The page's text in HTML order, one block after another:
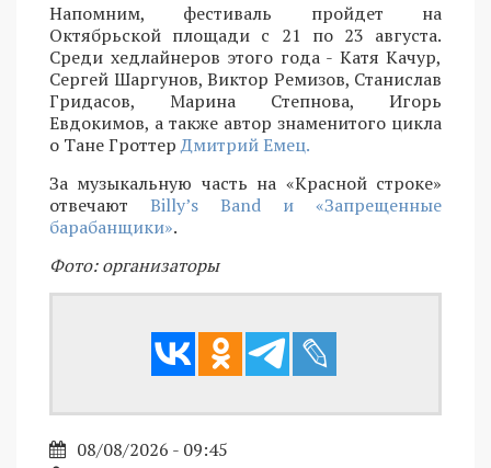
Напомним, фестиваль пройдет на
Октябрьской площади с 21 по 23 августа.
Среди хедлайнеров этого года - Катя Качур,
Сергей Шаргунов, Виктор Ремизов, Станислав
Гридасов, Марина Степнова, Игорь
Евдокимов, а также автор знаменитого цикла
о Тане ГроттерДмитрий Емец.
За музыкальную часть на «Красной строке»
отвечают Billy’s Band и «Запрещенные
барабанщики».
Фото: организаторы
08/08/2026 - 09:45